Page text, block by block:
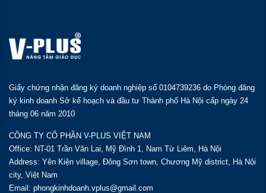
Giấy chứng nhận đăng ký doanh nghiệp số 0104739236 do Phòng đăng
ký kinh doanh Sở kế hoạch và đầu tư Thành phố Hà Nội cấp ngày 24
tháng 06 năm 2010
CÔNG TY CỔ PHẦN V-PLUS VIỆT NAM
Office: NT-01 Trần Văn Lai, Mỹ Đình 1, Nam Từ Liêm, Hà Nội
Address: Yên Kiện village, Đông Sơn town, Chương Mỹ district, Hà Nội
city, Việt Nam
Email: phongkinhdoanh.vplus@gmail.com